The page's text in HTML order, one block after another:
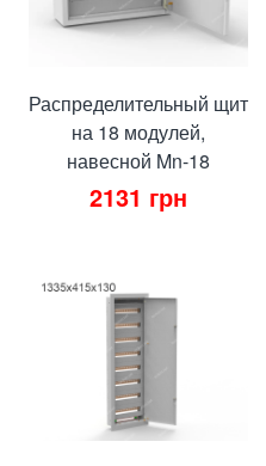
Распределительный щит
на 18 модулей,
навесной Mn-18
2131 грн